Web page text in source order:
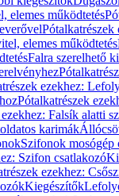
elemes működtetés
elemes működtetés
Falra szerelhető
ezekhez:
Pótalkatrészek
Falsík alatti
karimák
Szifonok mosógép
Szifon csatlakozó
ezekhez:
Kiegészítők